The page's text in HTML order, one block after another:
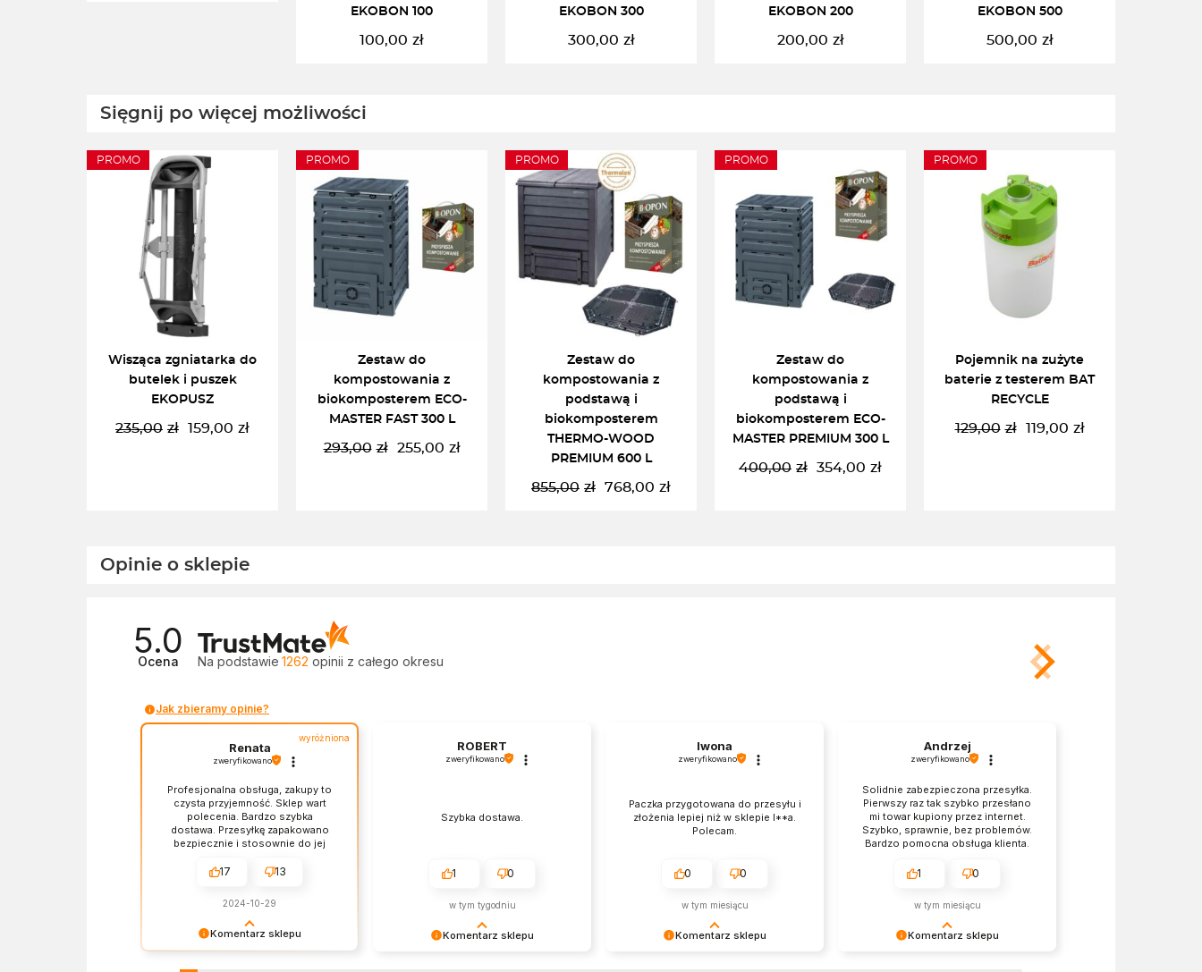
EKOBON 100
100,00 zł
EKOBON 300
300,00 zł
EKOBON 200
200,00 zł
EKOBON 500
500,00 zł
Sięgnij po więcej możliwości
PROMO
Wisząca zgniatarka do
butelek i puszek
EKOPUSZ
235,00 zł
Pierwotna
159,00 zł
Aktualna
PROMO
Zestaw do
kompostowania z
biokomposterem ECO-
MASTER FAST 300 L
293,00 zł
Pierwotna
255,00 zł
Aktualna
PROMO
Zestaw do
kompostowania z
podstawą i
biokomposterem
THERMO-WOOD
PREMIUM 600 L
855,00 zł
Pierwotna
768,00 zł
Aktualna
PROMO
Zestaw do
kompostowania z
podstawą i
biokomposterem ECO-
MASTER PREMIUM 300 L
400,00 zł
Pierwotna
354,00 zł
Aktualna
PROMO
Pojemnik na zużyte
baterie z testerem BAT
RECYCLE
129,00 zł
Pierwotna
119,00 zł
Aktualna
Opinie o sklepie
5.0
Ocena Na podstawie 1262 opinii z całego okresu
Jak zbieramy opinie?
Komentarz sklepu
wyróżniona
Renata
zweryfikowano
Profesjonalna obsługa, zakupy to
czysta przyjemność. Sklep wart
polecenia. Bardzo szybka
dostawa. Przesyłkę zapakowano
bezpiecznie i stosownie do jej
jakość produktów - wszystko bez
17 13
2024-10-29
Komentarz sklepu
ROBERT
zweryfikowano
Szybka dostawa.
1 0
w tym tygodniu
Komentarz sklepu
Iwona
zweryfikowano
Paczka przygotowana do przesyłu i
złożenia lepiej niż w sklepie I**a.
Polecam.
0 0
w tym miesiącu
Komentarz sklepu
Andrzej
zweryfikowano
Solidnie zabezpieczona przesyłka.
Pierwszy raz tak szybko przesłano
mi towar kupiony przez internet.
Szybko, sprawnie, bez problemów.
Bardzo pomocna obsługa klienta.
do niczego przyczepić.
1 0
w tym miesiącu